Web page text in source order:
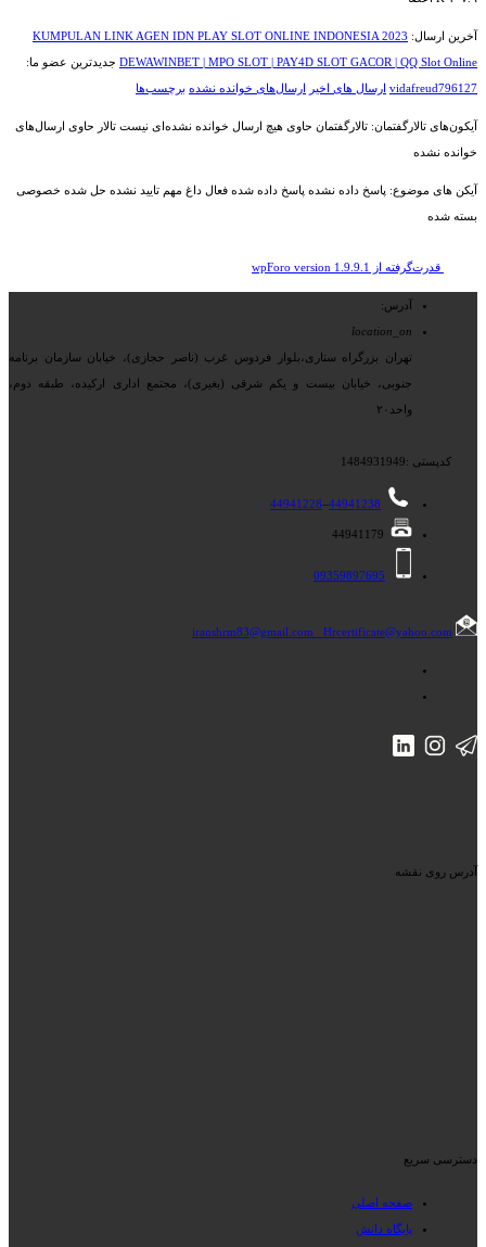
آخرین ارسال: KUMPULAN LINK AGEN IDN PLAY SLOT ONLINE INDONESIA 2023
DEWAWINBET | MPO SLOT | PAY4D SLOT GACOR | QQ Slot Online جدیدترین عضو ما:
vidafreud796127 ارسال های اخیر ارسال‌های خوانده نشده برچسب‌ها
آیکون‌های تالارگفتمان: تالارگفتمان حاوی هیچ ارسال خوانده نشده‌ای نیست تالار حاوی ارسال‌های
خوانده نشده
آیکن های موضوع: پاسخ داده نشده پاسخ داده شده فعال داغ مهم تایید نشده حل شده خصوصی
بسته شده
قدرت‌گرفته از wpForo version 1.9.9.1
آدرس:
location_on
تهران بزرگراه ستاری،بلوار فردوس غرب (ناصر حجازی)، خیابان سازمان برنامه
جنوبی، خیابان بیست و یکم شرقی (بغیری)، مجتمع اداری ارکیده، طبقه دوم،
واحد۲۰
کدپستی :1484931949
44941238
–
44941228
09359897695
iranshrm83@gmail.com Hrcertificate@yahoo.com
آدرس روی نقشه
دسترسی سریع
صفحه اصلی
پایگاه دانش